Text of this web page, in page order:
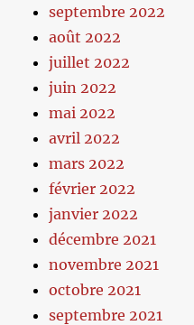
septembre 2022
août 2022
juillet 2022
juin 2022
mai 2022
avril 2022
mars 2022
février 2022
janvier 2022
décembre 2021
novembre 2021
octobre 2021
septembre 2021